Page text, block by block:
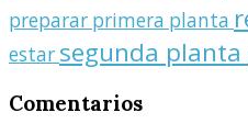
preparar primera planta
estar segunda planta
Comentarios